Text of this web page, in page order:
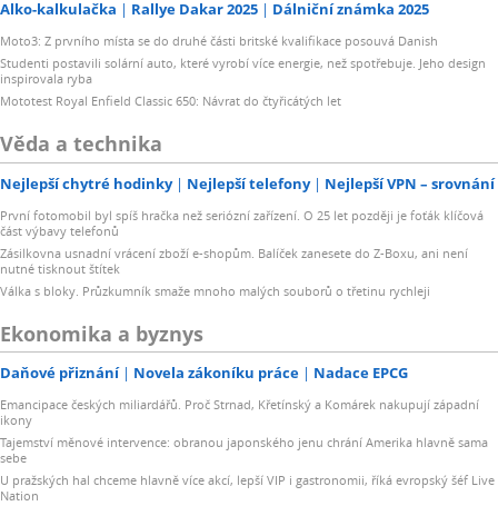
Alko-kalkulačka Rallye Dakar 2025 Dálniční známka 2025
Moto3: Z prvního místa se do druhé části britské kvalifikace posouvá Danish
Studenti postavili solární auto, které vyrobí více energie, než spotřebuje. Jeho design
inspirovala ryba
Mototest Royal Enfield Classic 650: Návrat do čtyřicátých let
Věda a technika
Nejlepší chytré hodinky Nejlepší telefony Nejlepší VPN – srovnání
První fotomobil byl spíš hračka než seriózní zařízení. O 25 let později je foťák klíčová
část výbavy telefonů
Zásilkovna usnadní vrácení zboží e-shopům. Balíček zanesete do Z-Boxu, ani není
nutné tisknout štítek
Válka s bloky. Průzkumník smaže mnoho malých souborů o třetinu rychleji
Ekonomika a byznys
Daňové přiznání Novela zákoníku práce Nadace EPCG
Emancipace českých miliardářů. Proč Strnad, Křetínský a Komárek nakupují západní
ikony
Tajemství měnové intervence: obranou japonského jenu chrání Amerika hlavně sama
sebe
U pražských hal chceme hlavně více akcí, lepší VIP i gastronomii, říká evropský šéf Live
Nation